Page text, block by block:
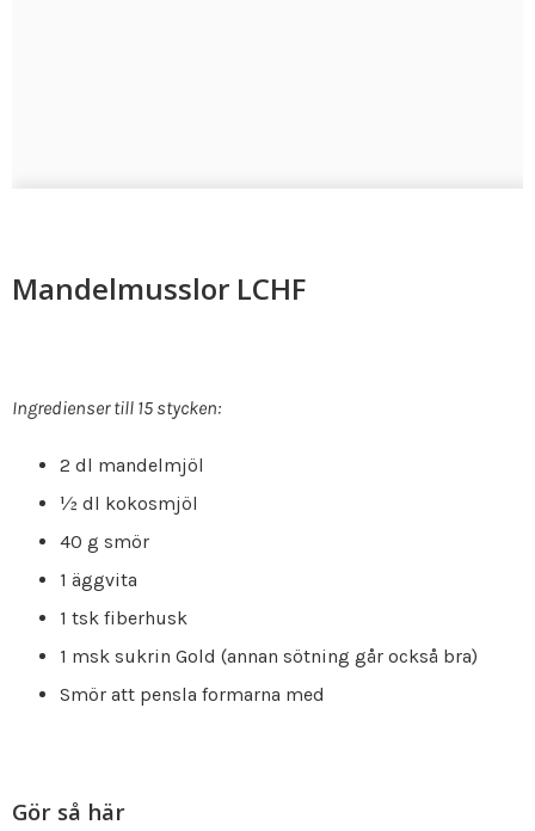
Mandelmusslor LCHF
Ingredienser till 15 stycken:
2 dl mandelmjöl
½ dl kokosmjöl
40 g smör
1 äggvita
1 tsk fiberhusk
1 msk sukrin Gold (annan sötning går också bra)
Smör att pensla formarna med
Gör så här